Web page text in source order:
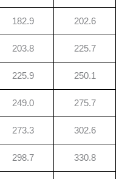
182.9 202.6
203.8 225.7
225.9 250.1
249.0 275.7
273.3 302.6
298.7 330.8